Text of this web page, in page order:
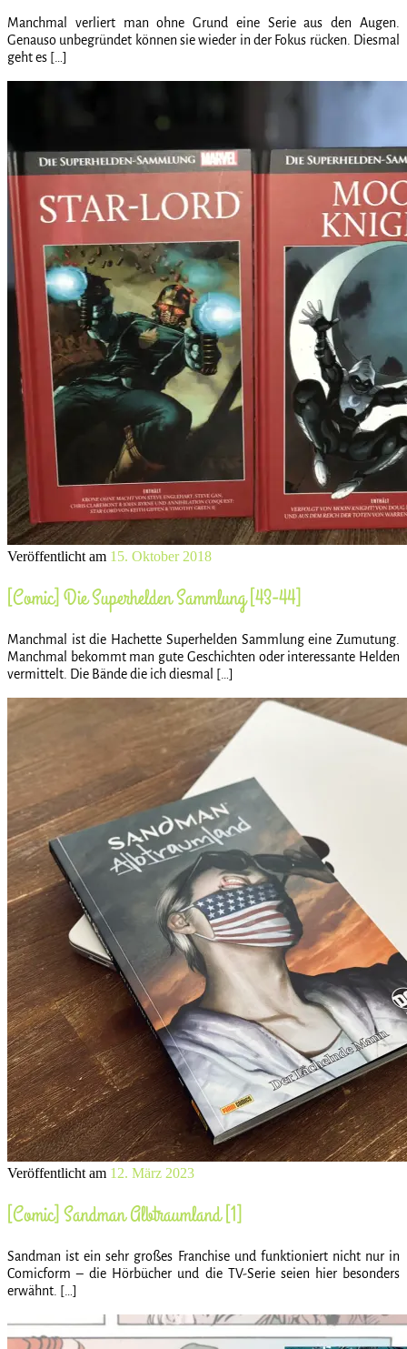
Manchmal verliert man ohne Grund eine Serie aus den Augen.
Genauso unbegründet können sie wieder in der Fokus rücken. Diesmal
geht es […]
Veröffentlicht am 15. Oktober 2018
[Comic] Die Superhelden Sammlung [43-44]
Manchmal ist die Hachette Superhelden Sammlung eine Zumutung.
Manchmal bekommt man gute Geschichten oder interessante Helden
vermittelt. Die Bände die ich diesmal […]
Veröffentlicht am 12. März 2023
[Comic] Sandman Albtraumland [1]
Sandman ist ein sehr großes Franchise und funktioniert nicht nur in
Comicform – die Hörbücher und die TV-Serie seien hier besonders
erwähnt. […]